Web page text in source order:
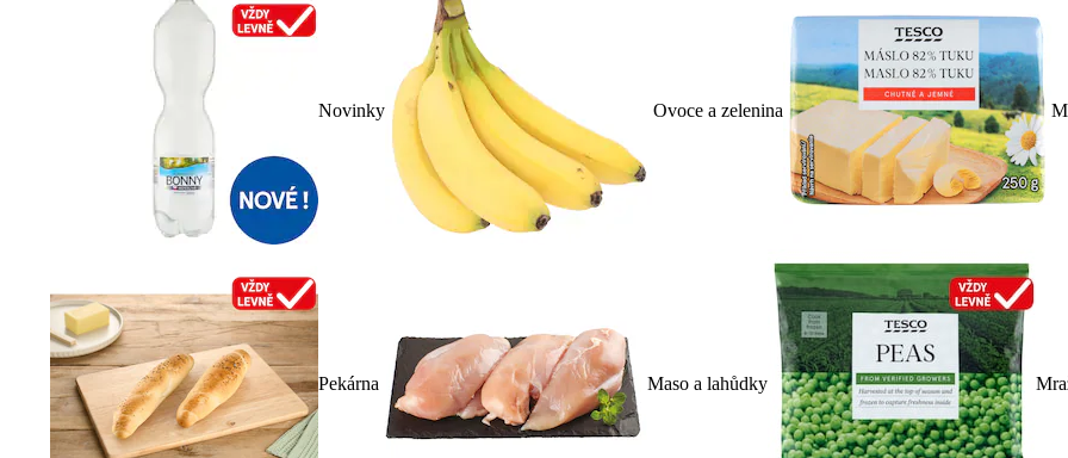
Novinky Ovoce a zelenina
Pekárna Maso a lahůdky